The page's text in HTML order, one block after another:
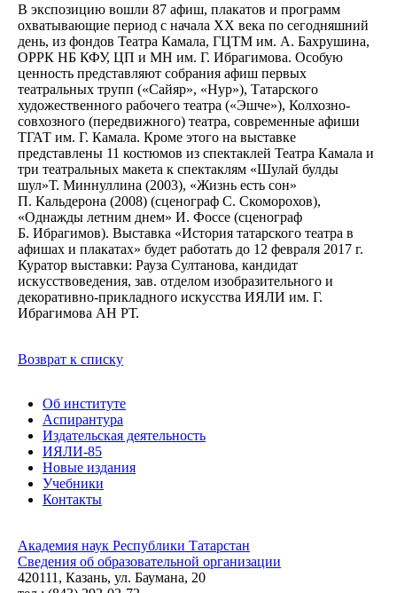
В экспозицию вошли 87 афиш, плакатов и программ
охватывающие период с начала XX века по сегодняшний
день, из фондов Театра Камала, ГЦТМ им. А. Бахрушина,
ОРРК НБ КФУ, ЦП и МН им. Г. Ибрагимова. Особую
ценность представляют собрания афиш первых
театральных трупп («Сайяр», «Нур»), Татарского
художественного рабочего театра («Эшче»), Колхозно-
совхозного (передвижного) театра, современные афиши
ТГАТ им. Г. Камала. Кроме этого на выставке
представлены 11 костюмов из спектаклей Театра Камала и
три театральных макета к спектаклям «Шулай булды
шул»Т. Миннуллина (2003), «Жизнь есть сон»
П. Кальдерона (2008) (сценограф С. Скоморохов),
«Однажды летним днем» И. Фоссе (сценограф
Б. Ибрагимов). Выставка «История татарского театра в
афишах и плакатах» будет работать до 12 февраля 2017 г.
Куратор выставки: Рауза Султанова, кандидат
искусствоведения, зав. отделом изобразительного и
декоративно-прикладного искусства ИЯЛИ им. Г.
Ибрагимова АН РТ.
Возврат к списку
Об институте
Аспирантура
Издательская деятельность
ИЯЛИ-85
Новые издания
Учебники
Контакты
Академия наук Республики Татарстан
Сведения об образовательной организации
420111, Казань, ул. Баумана, 20